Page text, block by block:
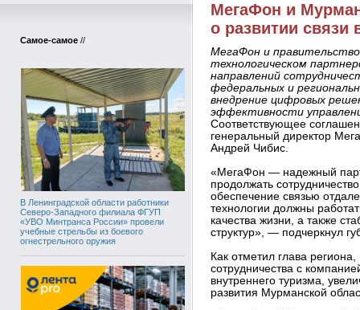
Самое-самое //
В Ленинградской области работники
Северо-Западного филиала ФГУП
«УВО Минтранса России» провели
учебные стрельбы из боевого
огнестрельного оружия
МегаФон и
о развитии связи
МегаФон и
технологическом
направлений
федеральных и
внедрение цифровых
эффективности
Соответствующее
генеральный директор
Андрей Чибис.
«МегаФон — надежный
продолжать
обеспечение связью
технологии должны
качества жизни, а также
структур», — подчеркнул
Как отметил глава
сотрудничества с
внутреннего туризма,
развития Мурманской